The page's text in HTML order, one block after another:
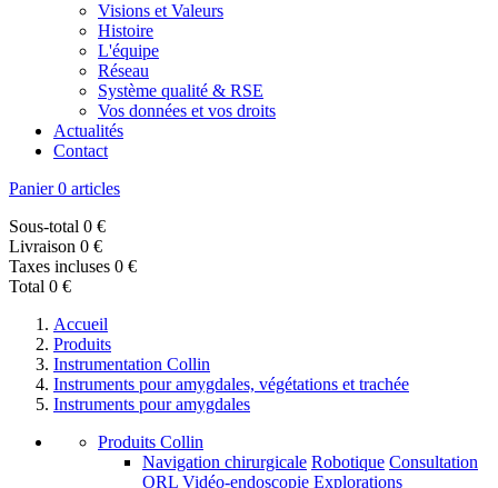
Visions et Valeurs
Histoire
L'équipe
Réseau
Système qualité & RSE
Vos données et vos droits
Actualités
Contact
Panier 0 articles
Sous-total 0 €
Livraison 0 €
Taxes incluses 0 €
Total 0 €
Accueil
Produits
Instrumentation Collin
Instruments pour amygdales, végétations et trachée
Instruments pour amygdales
Produits Collin
Navigation chirurgicale Robotique Consultation
ORL Vidéo-endoscopie Explorations